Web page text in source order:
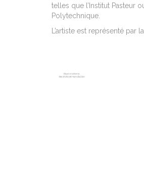
telles que l’Institut Pasteur
Polytechnique.
L’artiste est représenté par